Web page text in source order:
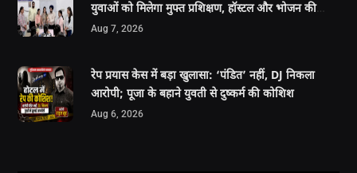
युवाओं को मिलेगा मुफ्त प्रशिक्षण, हॉस्टल और भोजन की
सुविधा
Aug 7, 2026
रेप प्रयास केस में बड़ा खुलासा: ‘पंडित’ नहीं, DJ निकला
आरोपी; पूजा के बहाने युवती से दुष्कर्म की कोशिश
Aug 6, 2026